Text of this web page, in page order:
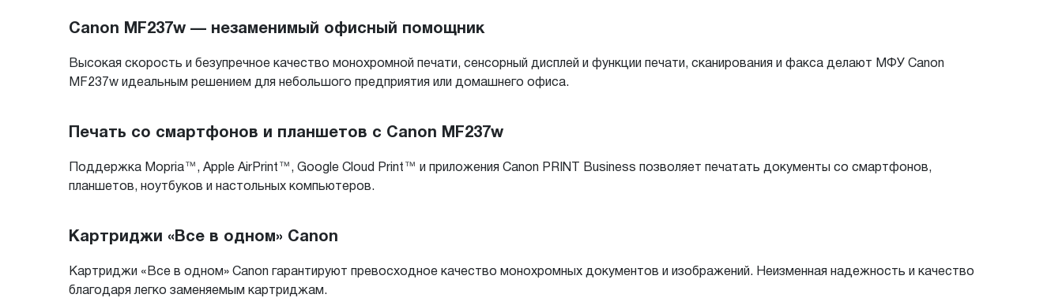
Canon MF237w — незаменимый офисный помощник
Высокая скорость и безупречное качество монохромной печати, сенсорный дисплей и функции печати, сканирования и факса делают МФУ Canon
MF237w идеальным решением для небольшого предприятия или домашнего офиса.
Печать со смартфонов и планшетов с Canon MF237w
Поддержка Mopria™, Apple AirPrint™, Google Cloud Print™ и приложения Canon PRINT Business позволяет печатать документы со смартфонов,
планшетов, ноутбуков и настольных компьютеров.
Картриджи «Все в одном» Canon
Картриджи «Все в одном» Canon гарантируют превосходное качество монохромных документов и изображений. Неизменная надежность и качество
благодаря легко заменяемым картриджам.